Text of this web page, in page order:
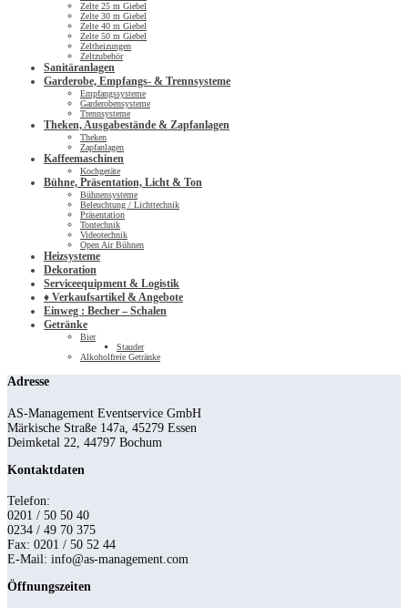
Zelte 25 m Giebel
Zelte 30 m Giebel
Zelte 40 m Giebel
Zelte 50 m Giebel
Zeltheizungen
Zeltzubehör
Sanitäranlagen
Garderobe, Empfangs- & Trennsysteme
Empfangssysteme
Garderobensysteme
Trennsysteme
Theken, Ausgabestände & Zapfanlagen
Theken
Zapfanlagen
Kaffeemaschinen
Kochgeräte
Bühne, Präsentation, Licht & Ton
Bühnensysteme
Beleuchtung / Lichttechnik
Präsentation
Tontechnik
Videotechnik
Open Air Bühnen
Heizsysteme
Dekoration
Serviceequipment & Logistik
♦ Verkaufsartikel & Angebote
Einweg : Becher – Schalen
Getränke
Bier
Stauder
Alkoholfreie Getränke
Adresse
AS-Management Eventservice GmbH
Märkische Straße 147a, 45279 Essen
Deimketal 22, 44797 Bochum
Kontaktdaten
Telefon:
0201 / 50 50 40
0234 / 49 70 375
Fax: 0201 / 50 52 44
E-Mail: info@as-management.com
Öffnungszeiten